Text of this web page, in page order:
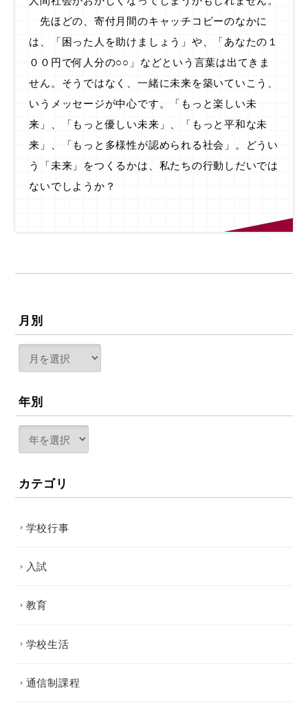
先ほどの、寄付月間のキャッチコピーのなかに
は、「困った人を助けましょう」や、「あなたの１
００円で何人分の○○」などという言葉は出てきま
せん。そうではなく、一緒に未来を築いていこう、
いうメッセージが中心です。「もっと楽しい未
来」、「もっと優しい未来」、「もっと平和な未
来」、「もっと多様性が認められる社会」。どうい
う「未来」をつくるかは、私たちの行動しだいでは
ないでしようか？
月別
年別
カテゴリ
学校行事
入試
教育
学校生活
通信制課程